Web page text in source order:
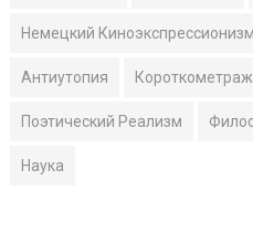
Немецкий Киноэкспрессионизм
Антиутопия
Поэтический Реализм
Наука